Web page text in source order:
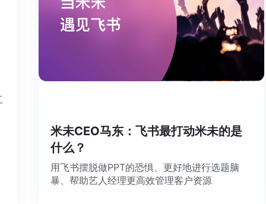
米未CEO马东：飞书最打动米未的是
什么？
用飞书摆脱做PPT的恐惧、更好地进行选题脑
暴、帮助艺人经理更高效管理客户资源